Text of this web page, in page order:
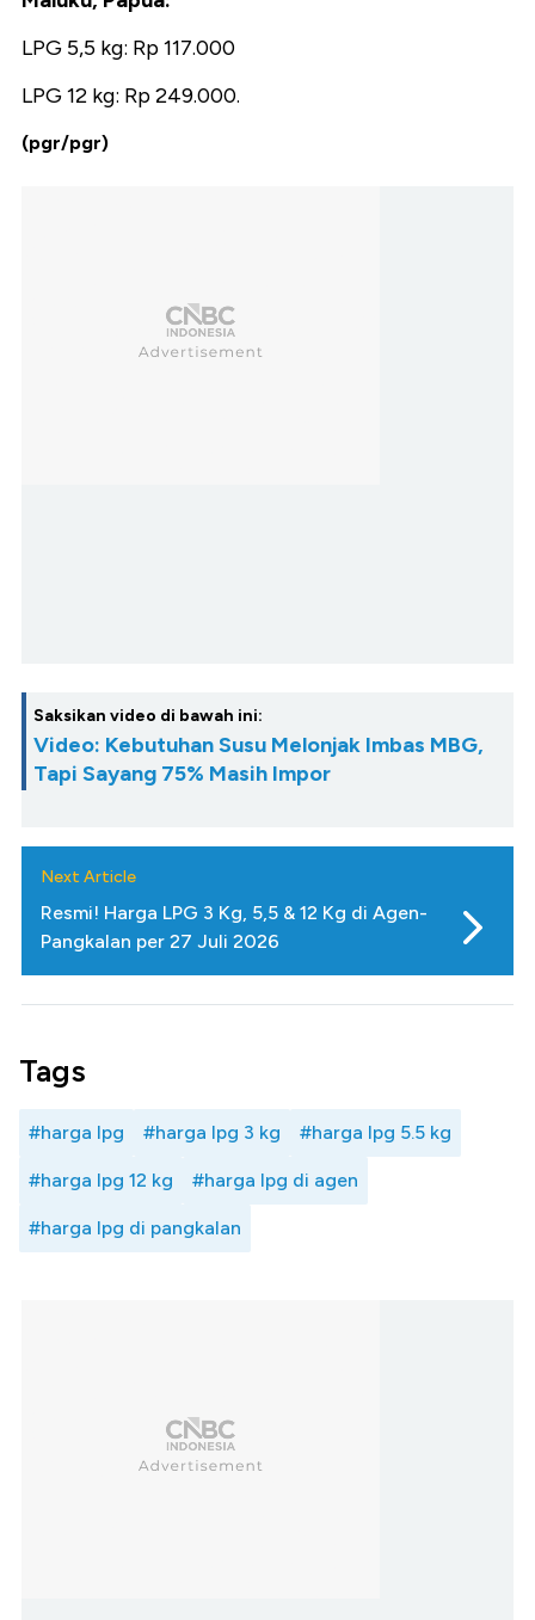
LPG 5,5 kg: Rp 117.000
LPG 12 kg: Rp 249.000.
(pgr/pgr)
Saksikan video di bawah ini:
Video: Kebutuhan Susu Melonjak Imbas MBG,
Tapi Sayang 75% Masih Impor
Next Article
Resmi! Harga LPG 3 Kg, 5,5 & 12 Kg di Agen-
Pangkalan per 27 Juli 2026
Tags
#harga lpg #harga lpg 3 kg #harga lpg 5.5 kg
#harga lpg 12 kg #harga lpg di agen
#harga lpg di pangkalan